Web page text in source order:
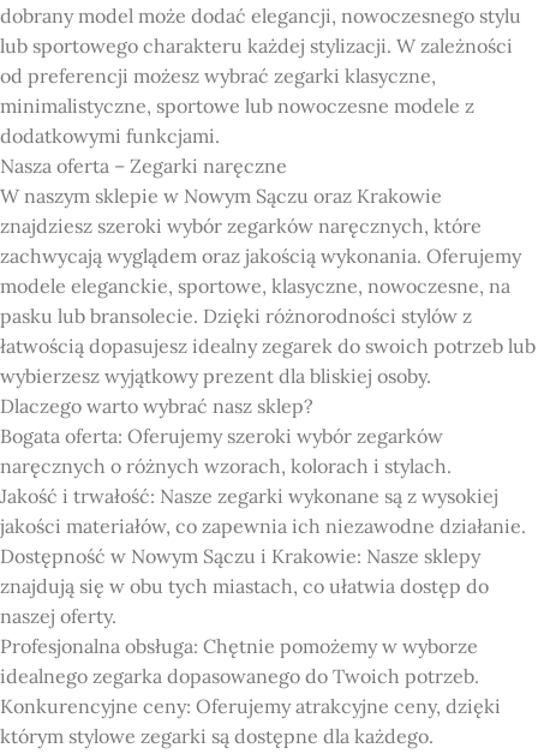
dobrany model może dodać elegancji, nowoczesnego stylu
lub sportowego charakteru każdej stylizacji. W zależności
od preferencji możesz wybrać zegarki klasyczne,
minimalistyczne, sportowe lub nowoczesne modele z
dodatkowymi funkcjami.
Nasza oferta – Zegarki naręczne
W naszym sklepie w Nowym Sączu oraz Krakowie
znajdziesz szeroki wybór zegarków naręcznych, które
zachwycają wyglądem oraz jakością wykonania. Oferujemy
modele eleganckie, sportowe, klasyczne, nowoczesne, na
pasku lub bransolecie. Dzięki różnorodności stylów z
łatwością dopasujesz idealny zegarek do swoich potrzeb lub
wybierzesz wyjątkowy prezent dla bliskiej osoby.
Dlaczego warto wybrać nasz sklep?
Bogata oferta: Oferujemy szeroki wybór zegarków
naręcznych o różnych wzorach, kolorach i stylach.
Jakość i trwałość: Nasze zegarki wykonane są z wysokiej
jakości materiałów, co zapewnia ich niezawodne działanie.
Dostępność w Nowym Sączu i Krakowie: Nasze sklepy
znajdują się w obu tych miastach, co ułatwia dostęp do
naszej oferty.
Profesjonalna obsługa: Chętnie pomożemy w wyborze
idealnego zegarka dopasowanego do Twoich potrzeb.
Konkurencyjne ceny: Oferujemy atrakcyjne ceny, dzięki
którym stylowe zegarki są dostępne dla każdego.